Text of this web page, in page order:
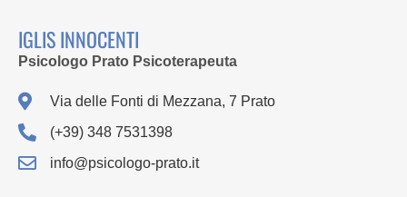
IGLIS INNOCENTI
Psicologo Prato Psicoterapeuta
Via delle Fonti di Mezzana, 7 Prato
(+39) 348 7531398
info@psicologo-prato.it